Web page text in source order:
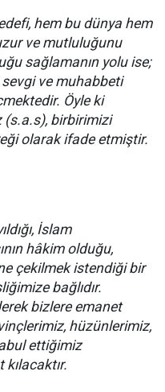
hem bu dünya hem
ve mutluluğunu
sağlamanın yolu ise;
ve muhabbeti
Öyle ki
(s.a.s), birbirimizi
olarak ifade etmiştir.
İslam
hâkim olduğu,
çekilmek istendiği bir
bağlıdır.
bizlere emanet
hüzünlerimiz,
ettiğimiz
kılacaktır.